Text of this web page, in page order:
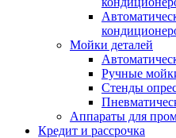
Мойки деталей
Ручные
Стенды
Аппараты для
Кредит и рассрочка